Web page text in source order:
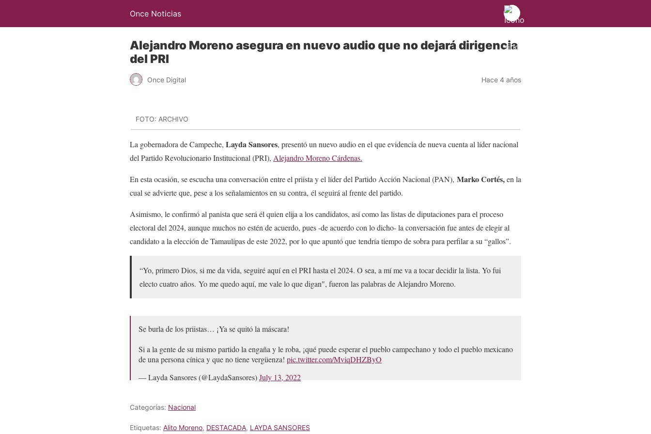
Once Noticias
Alejandro Moreno asegura en nuevo audio que no dejará dirigencia
del PRI
Once Digital Hace 4 años
FOTO: ARCHIVO
La gobernadora de Campeche, Layda Sansores, presentó un nuevo audio en el que evidencia de nueva cuenta al líder nacional
del Partido Revolucionario Institucional (PRI), Alejandro Moreno Cárdenas.
En esta ocasión, se escucha una conversación entre el priista y el líder del Partido Acción Nacional (PAN), Marko Cortés,en la
cual se advierte que, pese a los señalamientos en su contra, él seguirá al frente del partido.
Asimismo, le confirmó al panista que será él quien elija a los candidatos, así como las listas de diputaciones para el proceso
electoral del 2024, aunque muchos no estén de acuerdo, pues -de acuerdo con lo dicho- la conversación fue antes de elegir al
candidato a la elección de Tamaulipas de este 2022, por lo que apuntó que tendría tiempo de sobra para perfilar a su “gallos”.
“Yo, primero Dios, si me da vida, seguiré aquí en el PRI hasta el 2024. O sea, a mí me va a tocar decidir la lista. Yo fui
electo cuatro años. Yo me quedo aquí, me vale lo que digan″, fueron las palabras de Alejandro Moreno.
Se burla de los priistas… ¡Ya se quitó la máscara!
Si a la gente de su mismo partido la engaña y le roba, ¡qué puede esperar el pueblo campechano y todo el pueblo mexicano
de una persona cínica y que no tiene vergüenza! pic.twitter.com/MviqDHZByO
— Layda Sansores (@LaydaSansores)July 13, 2022
Categorías: Nacional
Etiquetas: Alito Moreno, DESTACADA, LAYDA SANSORES